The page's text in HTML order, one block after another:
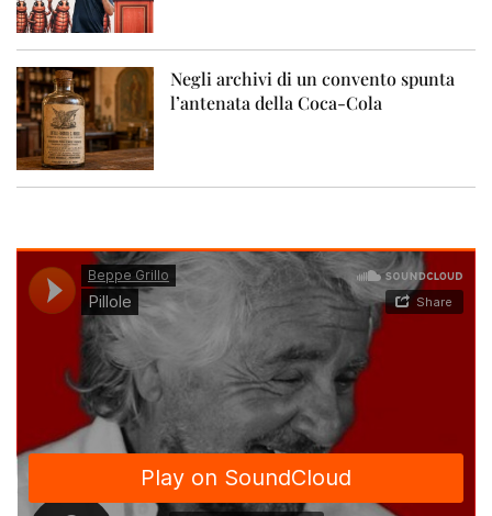
Negli archivi di un convento spunta
l’antenata della Coca-Cola